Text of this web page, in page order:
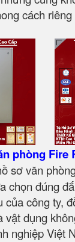
cách
phòng Fire
sơ văn
chọn đúng
của công ty,
vật dụng
nghiệp Việt